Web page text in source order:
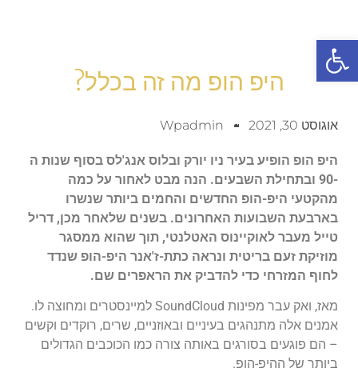
היפ הופ מה זה בכלל?
אוגוסט 30, 2021 Wpadmin
היפ הופ הופיע בעיר ניו יורק ובלוס אנג'לס בסוף שנות ה
-90 ובתחילת השבעים. הנה מבט לאחור על כמה
מהקטעי היפ-הופ החדשים והחמים ביותר שנשרו
בארבעת השבועות האחרונים. בשנים שלאחר מכן, דריל
טייל מעבר לאוקיינוס האטלנטי, תוך שהוא ממסגר
מוזיקת זעם בריטית ונראה כתת-ז'אנר היפ-הופ שנדד
לחוף המזרחי כדי להדביק את הראפרים שם.
מאז, ואק עבר מפינות SoundCloud למיינסטרים ומחוצה לו.
אמנים אלה מתנהגים בעיניים ובאוזניים, שרים, רוקדים וקשים
– הם פוגעים בסורגים באותה צורה כמו הכוכבים הגדולים
ביותר של ההיפ-הופ.
פתח סרגל נגישות